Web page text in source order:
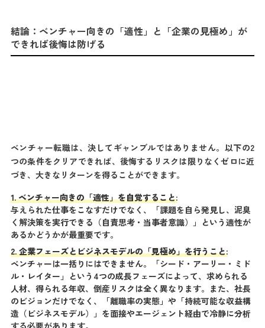
結論：ベンチャー向きの「適性」と「企業の見極め」が
できれば後悔は防げる
ベンチャー転職は、決してギャンブルではありません。以下の2
つの条件をクリアできれば、後悔するリスクは限りなくゼロに近
づき、大きなリターンを得ることができます。
1. ベンチャー向きの「適性」を自覚すること:
与えられた仕事をこなすだけでなく、「課題を自ら発見し、泥臭
く解決策を実行できる（自責思考・当事者意識）」という適性が
あるかどうかが最重要です。
2. 企業フェーズとビジネスモデルの「見極め」を行うこと:
ベンチャーは一括りにはできません。「シード・アーリー・ミド
ル・レイター」という4つの成長フェーズによって、求められる
人材、得られる年収、倒産リスクは全く異なります。また、社長
のビジョンだけでなく、「離職率の実態」や「持続可能な収益構
造（ビジネスモデル）」を面接やエージェント経由で冷静に分析